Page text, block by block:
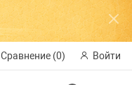
Сравнение (0) Войти